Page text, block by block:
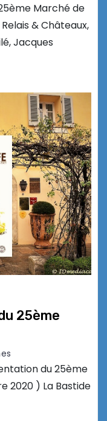
Marché de
& Châteaux,
Jacques
25ème
du 25ème
2020 ) La Bastide